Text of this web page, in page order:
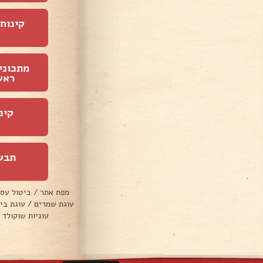
מפת אתר / ביטול
עוגת שמרים / עוגת
עוגיות